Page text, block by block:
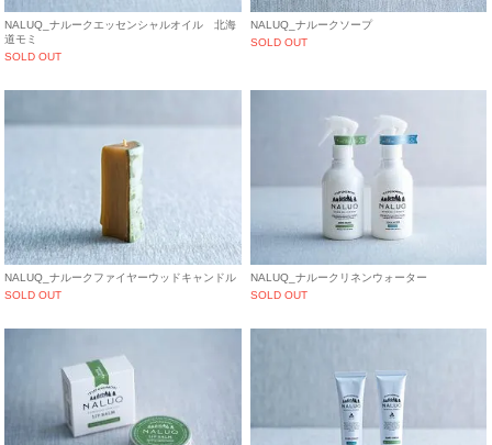
NALUQ_ナルークエッセンシャルオイル 北海
道モミ
SOLD OUT
NALUQ_ナルークソープ
SOLD OUT
NALUQ_ナルークファイヤーウッドキャンドル
SOLD OUT
NALUQ_ナルークリネンウォーター
SOLD OUT